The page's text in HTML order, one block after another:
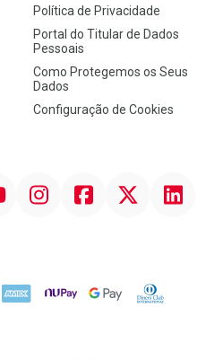
Política de Privacidade
Portal do Titular de Dados
Pessoais
Como Protegemos os Seus
Dados
Configuração de Cookies
InstagramFacebook Linkedin
AMEX NuPay Google PayDiners Club